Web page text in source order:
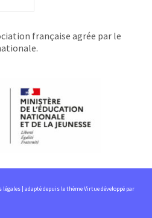
française agrée par le
légales | adapté depuis le thème Virtue développé par